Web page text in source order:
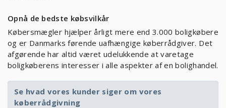
Opnå de bedste købsvilkår
Købersmægler hjælper årligt mere end 3.000 boligkøbere
og er Danmarks førende uafhængige køberrådgiver. Det
afgørende har altid været udelukkende at varetage
boligkøberens interesser i alle aspekter af en bolighandel.
Se hvad vores kunder siger om vores
køberrådgivning